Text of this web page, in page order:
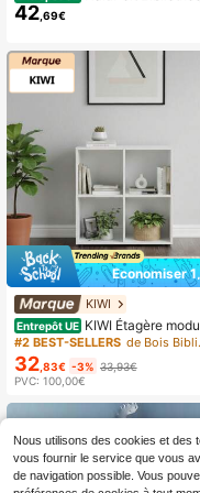
7 niveaux, 24 x 30 x 186 cm,
alon, chambre, bureau, blanche
42 ,69€
Économiser
KIWI
Entrepôt UE KIWI Étagère
en bois à plusieurs cubes,
e en différentes tailles et
ons (2 à 9 compartiments).
que polyvalente pour livres,
ent et décoration. Plusieurs
disponibles.
#2 BEST-SELLERS de
32 ,83€ -3% 33,93€
PVC: 100,00€
Nous utilisons des cookies et des
vous fournir le service que vous
de navigation possible. Vous